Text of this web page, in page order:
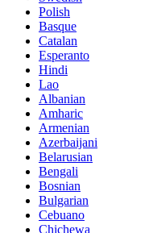
Polish
Basque
Catalan
Esperanto
Hindi
Lao
Albanian
Amharic
Armenian
Azerbaijani
Belarusian
Bengali
Bosnian
Bulgarian
Cebuano
Chichewa